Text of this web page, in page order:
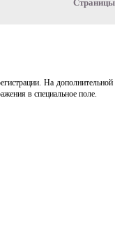
На
в специальное поле.